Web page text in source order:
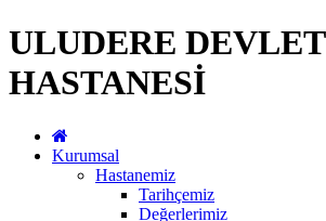
ULUDERE DEVLET
HASTANESİ
Kurumsal
Hastanemiz
Tarihçemiz
Değerlerimiz